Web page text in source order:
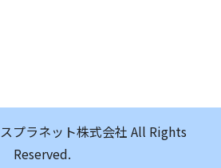
プラネット株式会社 All Rights
Reserved.